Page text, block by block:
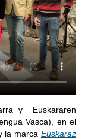
y Euskararen
Vasca), en el
la marca Euskaraz